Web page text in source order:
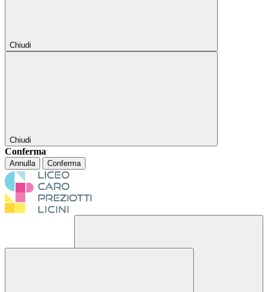
Chiudi
Chiudi
Conferma
Annulla Conferma